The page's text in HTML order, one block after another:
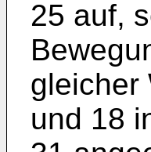
25 auf,
gleicher
und 18